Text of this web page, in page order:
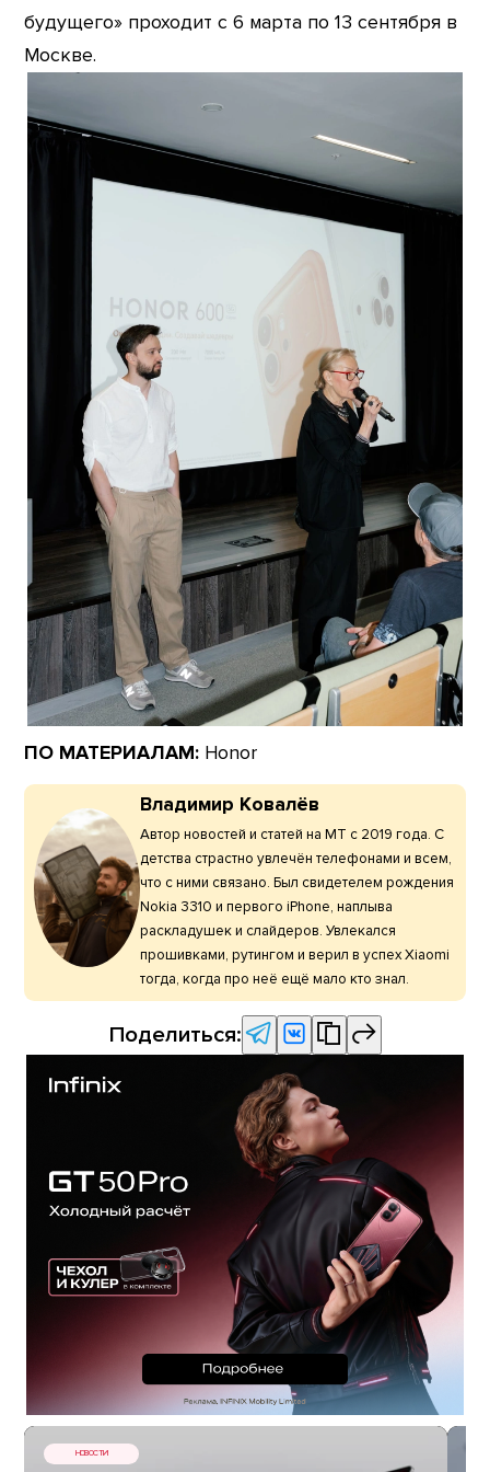
будущего» проходит с 6 марта по 13 сентября в
Москве.
ПО МАТЕРИАЛАМ: Honor
Владимир Ковалёв
Автор новостей и статей на МТ с 2019 года. С
детства страстно увлечён телефонами и всем,
что с ними связано. Был свидетелем рождения
Nokia 3310 и первого iPhone, наплыва
раскладушек и слайдеров. Увлекался
прошивками, рутингом и верил в успех Xiaomi
тогда, когда про неё ещё мало кто знал.
Поделиться:
НОВОСТИ